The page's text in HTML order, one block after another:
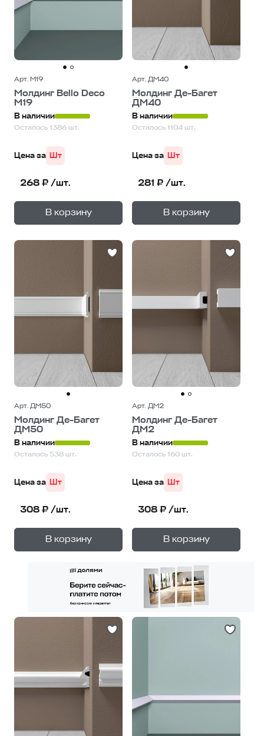
Арт. М19
Молдинг Bello Deco
М19
В наличии
Осталось 1386 шт.
Цена за Шт
268 ₽ /шт.
В корзину
— 1уп.
Арт. ДМ40
Молдинг Де-Багет
ДМ40
В наличии
Осталось 1104 шт.
Цена за Шт
281 ₽ /шт.
В корзину
— 1уп.
Арт. ДМ50
Молдинг Де-Багет
ДМ50
В наличии
Осталось 538 шт.
Цена за Шт
308 ₽ /шт.
В корзину
— 1уп.
Арт. ДМ2
Молдинг Де-Багет
ДМ2
В наличии
Осталось 160 шт.
Цена за Шт
308 ₽ /шт.
В корзину
— 1уп.